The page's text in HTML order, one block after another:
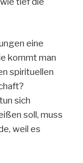
eine
kommt man
spirituellen
sich
soll, muss
weil es